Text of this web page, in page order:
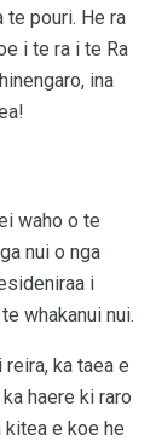
te pouri. He ra
i te ra i te Ra
ina
waho o te
nui o nga
i
whakanui nui.
ka taea e
haere ki raro
e koe he